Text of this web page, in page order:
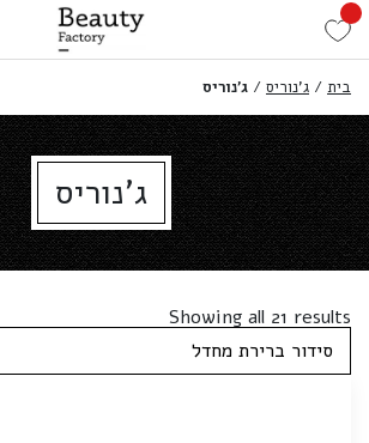
בית / ג'נוריס / ג'נוריס
ג'נוריס
Showing all 21 results